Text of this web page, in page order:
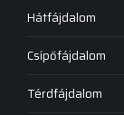
Hátfájdalom
Csípőfájdalom
Térdfájdalom